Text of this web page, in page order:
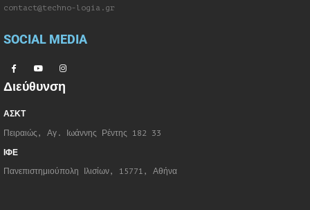
contact@techno-logia.gr
SOCIAL MEDIA
Διεύθυνση
ΑΣΚΤ
Πειραιώς, Αγ. Ιωάννης Ρέντης 182 33
ΙΦΕ
Πανεπιστημιούπολη Ιλισίων, 15771, Αθήνα